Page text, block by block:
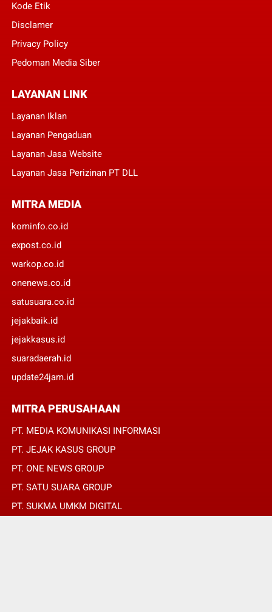
Kode Etik
Disclamer
Privacy Policy
Pedoman Media Siber
LAYANAN LINK
Layanan Iklan
Layanan Pengaduan
Layanan Jasa Website
Layanan Jasa Perizinan PT DLL
MITRA MEDIA
kominfo.co.id
expost.co.id
warkop.co.id
onenews.co.id
satusuara.co.id
jejakbaik.id
jejakkasus.id
suaradaerah.id
update24jam.id
MITRA PERUSAHAAN
PT. MEDIA KOMUNIKASI INFORMASI
PT. JEJAK KASUS GROUP
PT. ONE NEWS GROUP
PT. SATU SUARA GROUP
PT. SUKMA UMKM DIGITAL